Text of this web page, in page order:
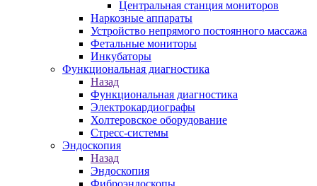
Центральная станция мониторов
Наркозные аппараты
Устройство непрямого постоянного массажа
Фетальные мониторы
Инкубаторы
Функциональная диагностика
Назад
Функциональная диагностика
Электрокардиографы
Холтеровское оборудование
Стресс-системы
Эндоскопия
Назад
Эндоскопия